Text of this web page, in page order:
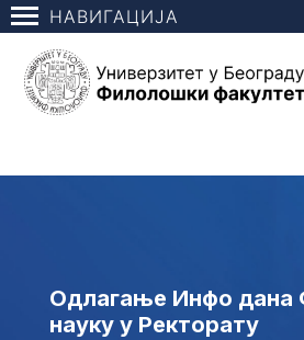
НАВИГАЦИЈА
Одлагање Инфо дана
науку у Ректорату